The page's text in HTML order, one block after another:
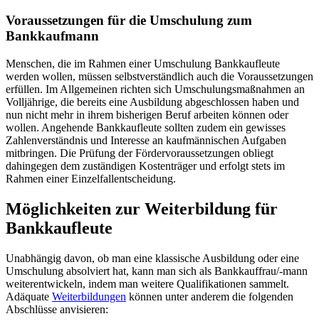
Voraussetzungen für die Umschulung zum
Bankkaufmann
Menschen, die im Rahmen einer Umschulung Bankkaufleute
werden wollen, müssen selbstverständlich auch die Voraussetzungen
erfüllen. Im Allgemeinen richten sich Umschulungsmaßnahmen an
Volljährige, die bereits eine Ausbildung abgeschlossen haben und
nun nicht mehr in ihrem bisherigen Beruf arbeiten können oder
wollen. Angehende Bankkaufleute sollten zudem ein gewisses
Zahlenverständnis und Interesse an kaufmännischen Aufgaben
mitbringen. Die Prüfung der Fördervoraussetzungen obliegt
dahingegen dem zuständigen Kostenträger und erfolgt stets im
Rahmen einer Einzelfallentscheidung.
Möglichkeiten zur Weiterbildung für
Bankkaufleute
Unabhängig davon, ob man eine klassische Ausbildung oder eine
Umschulung absolviert hat, kann man sich als Bankkauffrau/-mann
weiterentwickeln, indem man weitere Qualifikationen sammelt.
Adäquate Weiterbildungen können unter anderem die folgenden
Abschlüsse anvisieren: